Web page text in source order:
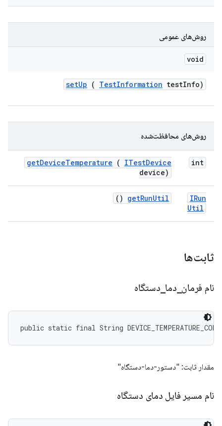
روش‌های عمومی
void
setUp ( TestInformation testInfo)
روش‌های محافظت‌شده
int
getDeviceTemperature ( ITestDevice
device)
IRun
Util
getRunUtil
()
ثابت‌ها
نام فرمان دما دستگاه
public static final String
مقدار ثابت: "دستور-دما-دستگاه"
نام مسیر فایل دمای دستگاه